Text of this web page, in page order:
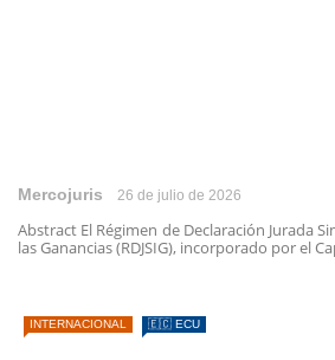
Mercojuris 26 de julio de 2026
Abstract El Régimen de Declaración Jurada
las Ganancias (RDJSIG), incorporado por el
INTERNACIONAL 🇪🇨 ECU